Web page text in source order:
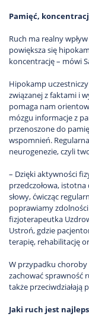
Pamięć,
Ruch ma realny
powiększa się
koncentrację – mówi
Hipokamp
związanej z faktami i
pomaga nam
mózgu informacje z
przenoszone do
wspomnień.
neurogenezie, czyli
– Dzięki aktywności
przedczołowa,
słowy, ćwicząc
poprawiamy
fizjoterapeutka
Ustroń, gdzie
terapię, rehabilitację
W przypadku choroby
zachować sprawność
także
Jaki ruch jest